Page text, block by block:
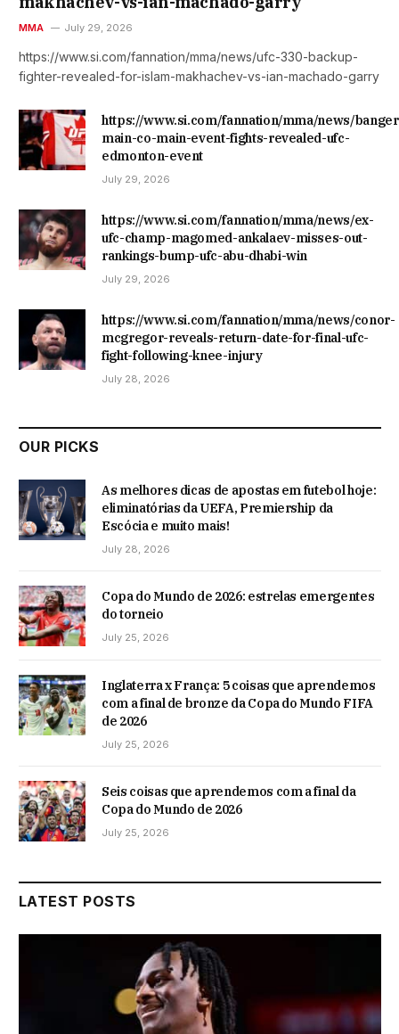
MMA July 29, 2026
https://www.si.com/fannation/mma/news/ufc-330-backup-
fighter-revealed-for-islam-makhachev-vs-ian-machado-garry
https://www.si.com/fannation/mma/news/
main-co-main-event-fights-revealed-ufc-
edmonton-event
July 29, 2026
https://www.si.com/fannation/mma/news/ex-
ufc-champ-magomed-ankalaev-misses-out-
rankings-bump-ufc-abu-dhabi-win
July 29, 2026
https://www.si.com/fannation/mma/news/conor-
mcgregor-reveals-return-date-for-final-ufc-
fight-following-knee-injury
July 28, 2026
OUR PICKS
As melhores dicas de apostas em futebol hoje:
eliminatórias da UEFA, Premiership da
Escócia e muito mais!
July 28, 2026
Copa do Mundo de 2026: estrelas emergentes
do torneio
July 25, 2026
Inglaterra x França: 5 coisas que aprendemos
com a final de bronze da Copa do Mundo FIFA
de 2026
July 25, 2026
Seis coisas que aprendemos com a final da
Copa do Mundo de 2026
July 25, 2026
LATEST POSTS